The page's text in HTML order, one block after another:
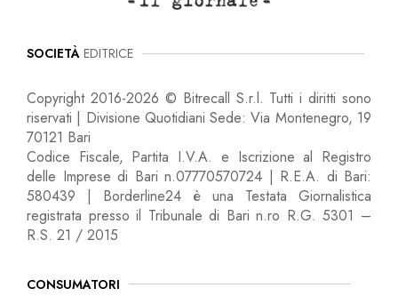
SOCIETÀ EDITRICE
Copyright 2016-2026 © Bitrecall S.r.l. Tutti i diritti sono
riservati | Divisione Quotidiani Sede: Via Montenegro, 19
70121 Bari
Codice Fiscale, Partita I.V.A. e Iscrizione al Registro
delle Imprese di Bari n.07770570724 | R.E.A. di Bari:
580439 | Borderline24 è una Testata Giornalistica
registrata presso il Tribunale di Bari n.ro R.G. 5301 –
R.S. 21 / 2015
CONSUMATORI